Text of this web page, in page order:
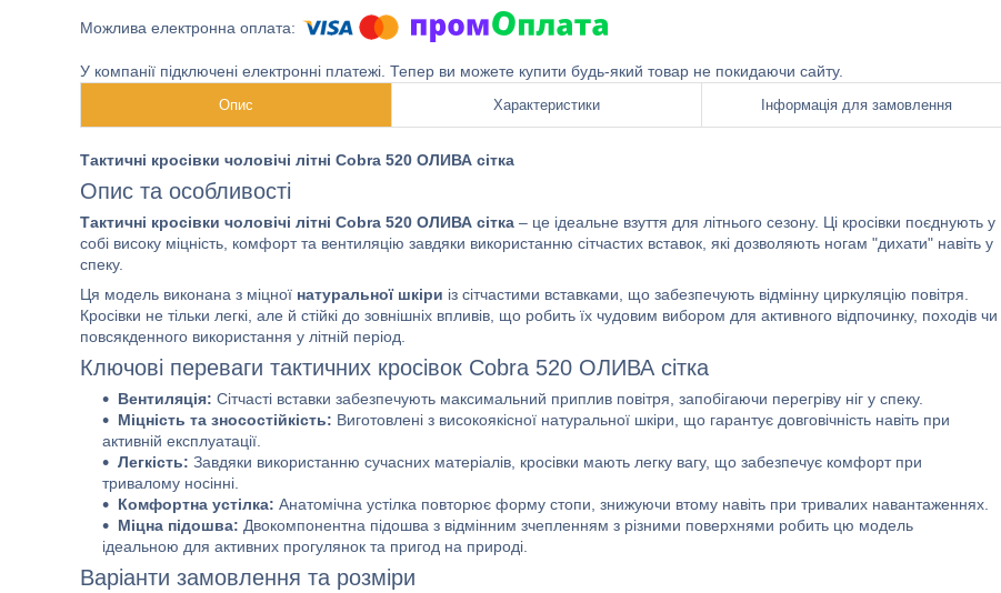
У компанії підключені електронні платежі. Тепер ви можете купити будь-який товар не покидаючи сайту.
Опис Характеристики Інформація для замовлення
Тактичні кросівки чоловічі літні Cobra 520 ОЛИВА сітка
Опис та особливості
Тактичні кросівки чоловічі літні Cobra 520 ОЛИВА сітка – це ідеальне взуття для літнього сезону. Ці кросівки поєднують у
собі високу міцність, комфорт та вентиляцію завдяки використанню сітчастих вставок, які дозволяють ногам "дихати" навіть у
спеку.
Ця модель виконана з міцної натуральної шкіри із сітчастими вставками, що забезпечують відмінну циркуляцію повітря.
Кросівки не тільки легкі, але й стійкі до зовнішніх впливів, що робить їх чудовим вибором для активного відпочинку, походів чи
повсякденного використання у літній період.
Ключові переваги тактичних кросівок Cobra 520 ОЛИВА сітка
Вентиляція: Сітчасті вставки забезпечують максимальний приплив повітря, запобігаючи перегріву ніг у спеку.
Міцність та зносостійкість: Виготовлені з високоякісної натуральної шкіри, що гарантує довговічність навіть при
активній експлуатації.
Легкість: Завдяки використанню сучасних матеріалів, кросівки мають легку вагу, що забезпечує комфорт при
тривалому носінні.
Комфортна устілка: Анатомічна устілка повторює форму стопи, знижуючи втому навіть при тривалих навантаженнях.
Міцна підошва: Двокомпонентна підошва з відмінним зчепленням з різними поверхнями робить цю модель
ідеальною для активних прогулянок та пригод на природі.
Варіанти замовлення та розміри